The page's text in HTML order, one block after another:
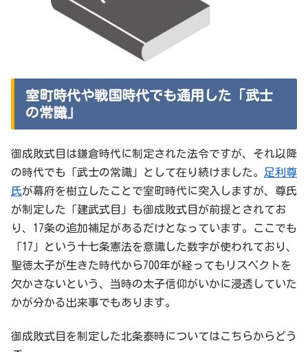
室町時代や戦国時代でも通用した「武士
の常識」
御成敗式目は鎌倉時代に制定された法令ですが、それ以降
の時代でも「武士の常識」として在り続けました。
足利尊
氏が幕府を樹立したことで室町時代に突入しますが、尊氏
が制定した「建武式目」も御成敗式目が前提とされてお
り、17条の追加補足があるだけとなっています。ここでも
「17」という十七条憲法を意識した数字が使われており、
聖徳太子が生きた時代から700年が経ってもリスペクトを
欠かさないという、当時の太子信仰がいかに浸透していた
かが分かる出来事でもあります。
御成敗式目を制定した北条泰時についてはこちらからどう